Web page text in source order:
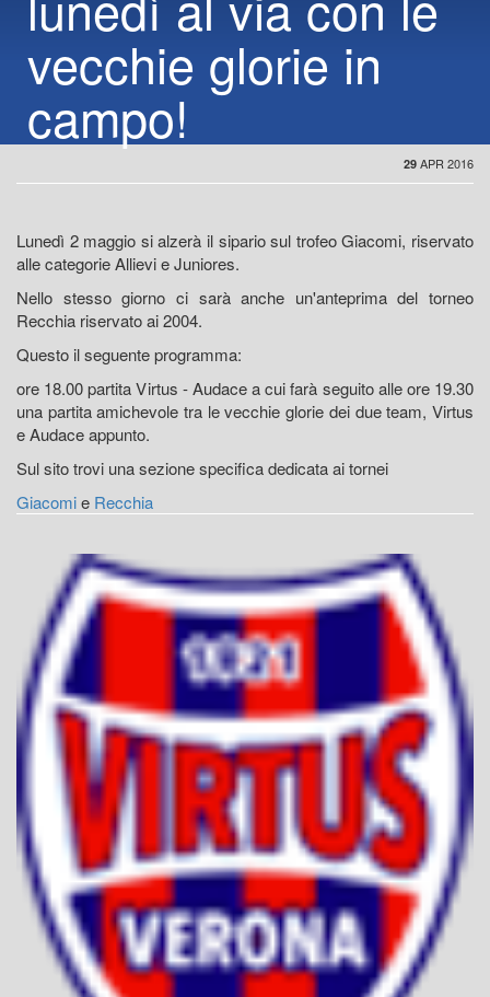
vecchie glorie in
campo!
29 APR 2016
Lunedì 2 maggio si alzerà il sipario sul trofeo Giacomi, riservato
alle categorie Allievi e Juniores.
Nello stesso giorno ci sarà anche un'anteprima del torneo
Recchia riservato ai 2004.
Questo il seguente programma:
ore 18.00 partita Virtus - Audace a cui farà seguito alle ore 19.30
una partita amichevole tra le vecchie glorie dei due team, Virtus
e Audace appunto.
Sul sito trovi una sezione specifica dedicata ai tornei
Giacomie Recchia